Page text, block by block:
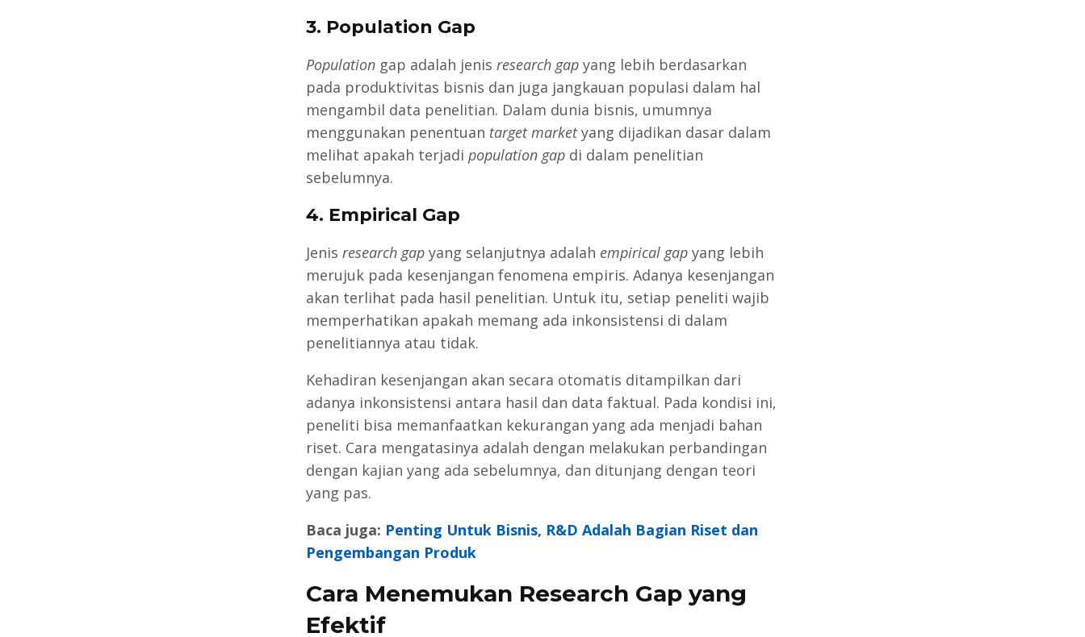
3. Population Gap
Populationgap adalah jenis research gapyang lebih berdasarkan
pada produktivitas bisnis dan juga jangkauan populasi dalam hal
mengambil data penelitian. Dalam dunia bisnis, umumnya
menggunakan penentuan target marketyang dijadikan dasar dalam
melihat apakah terjadi population gapdi dalam penelitian
sebelumnya.
4. Empirical Gap
Jenis research gapyang selanjutnya adalah empirical gapyang lebih
merujuk pada kesenjangan fenomena empiris. Adanya kesenjangan
akan terlihat pada hasil penelitian. Untuk itu, setiap peneliti wajib
memperhatikan apakah memang ada inkonsistensi di dalam
penelitiannya atau tidak.
Kehadiran kesenjangan akan secara otomatis ditampilkan dari
adanya inkonsistensi antara hasil dan data faktual. Pada kondisi ini,
peneliti bisa memanfaatkan kekurangan yang ada menjadi bahan
riset. Cara mengatasinya adalah dengan melakukan perbandingan
dengan kajian yang ada sebelumnya, dan ditunjang dengan teori
yang pas.
Baca juga: Penting Untuk Bisnis, R&D Adalah Bagian Riset dan
Pengembangan Produk
Cara Menemukan Research Gap yang
Efektif